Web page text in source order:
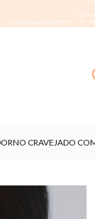
CRAVEJADO